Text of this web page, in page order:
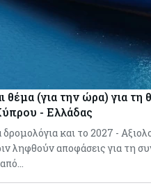
θέμα (για την ώρα) για τη
- Ελλάδας
και το 2027 -
ληφθούν αποφάσεις για τη